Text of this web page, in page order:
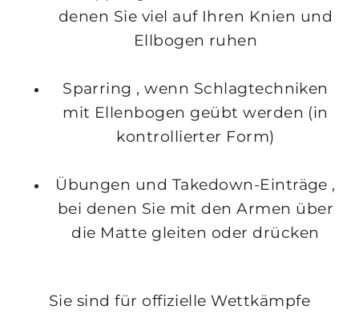
denen Sie viel auf Ihren Knien und
Ellbogen ruhen
Sparring , wenn Schlagtechniken
mit Ellenbogen geübt werden (in
kontrollierter Form)
Übungen und Takedown-Einträge ,
bei denen Sie mit den Armen über
die Matte gleiten oder drücken
Sie sind für offizielle Wettkämpfe